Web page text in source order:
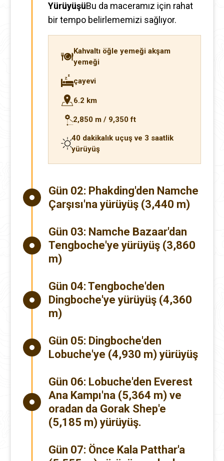
YürüyüşüBu da maceramız için rahat
bir tempo belirlememizi sağlıyor.
Kahvaltı öğle yemeği akşam
yemeği
çayevi
6.2 km
2,850 m / 9,350 ft
40 dakikalık uçuş ve 3 saatlik
yürüyüş
Gün 02: Phakding'den Namche
Çarşısı'na yürüyüş (3,440 m)
Gün 03: Namche Bazaar'dan
Tengboche'ye yürüyüş (3,860
m)
Gün 04: Tengboche'den
Dingboche'ye yürüyüş (4,360
m)
Gün 05: Dingboche'den
Lobuche'ye (4,930 m) yürüyüş
Gün 06: Lobuche'den Everest
Ana Kampı'na (5,364 m) ve
oradan da Gorak Shep'e
(5,185 m) yürüyüş.
Gün 07: Önce Kala Patthar'a